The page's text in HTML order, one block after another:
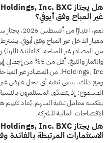
غير المباح وفق أيوفي؟
من المصادر غير المباحة، كالفائدة
ومع ذلك، ينبغي تنقية أي دخل عارض
المسموح: إذ يتصدّق المستثمرون بالنسبة
يعكسه معامل تنقية السهم. يُعاد تقييم
الإفصاحات المالية للشركة.
الاستثمارات المرتبطة بالفائدة